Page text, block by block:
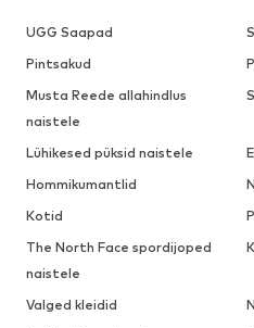
UGG Saapad
Pintsakud
Musta Reede allahindlus
naistele
Lühikesed püksid naistele
Hommikumantlid
Kotid
The North Face spordijoped
naistele
Valged kleidid